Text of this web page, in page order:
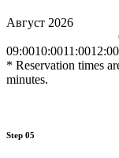
Август 2026
09:0010:0011:0012:00
* Reservation times
minutes.
Step 05